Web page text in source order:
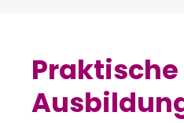
Praktische